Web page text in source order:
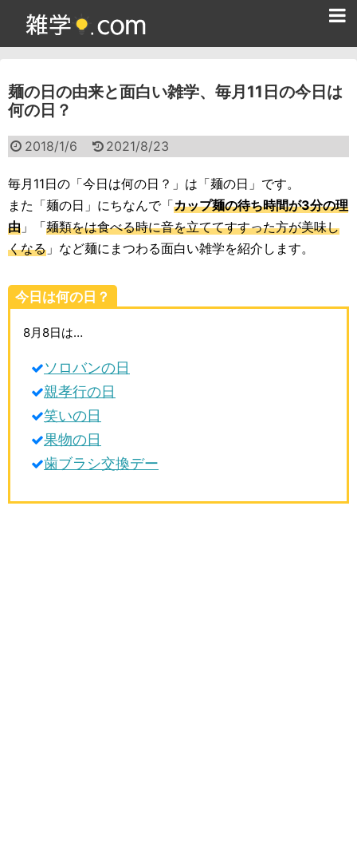
麺の日の由来と面白い雑学、毎月11日の今日は
何の日？
2018/1/6 2021/8/23
毎月11日の「今日は何の日？」は「麺の日」です。
また「麺の日」にちなんで「カップ麺の待ち時間が3分の理
由 」「麺類をは食べる時に音を立ててすすった方が美味し
くなる 」など麺にまつわる面白い雑学を紹介します。
今日は何の日？
8月8日は…
ソロバンの日
親孝行の日
笑いの日
果物の日
歯ブラシ交換デー
雑学クイズ問題集
面白い雑学
ためになる雑学
スポーツ雑学
動物雑学
歴史雑学
生活雑学
サイト情報